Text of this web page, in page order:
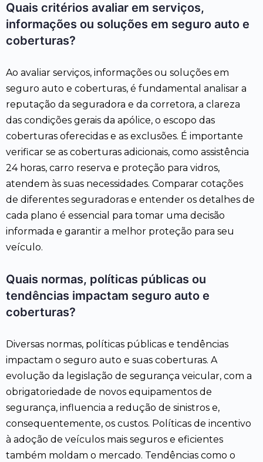
Quais critérios avaliar em serviços,
informações ou soluções em seguro auto e
coberturas?
Ao avaliar serviços, informações ou soluções em
seguro auto e coberturas, é fundamental analisar a
reputação da seguradora e da corretora, a clareza
das condições gerais da apólice, o escopo das
coberturas oferecidas e as exclusões. É importante
verificar se as coberturas adicionais, como assistência
24 horas, carro reserva e proteção para vidros,
atendem às suas necessidades. Comparar cotações
de diferentes seguradoras e entender os detalhes de
cada plano é essencial para tomar uma decisão
informada e garantir a melhor proteção para seu
veículo.
Quais normas, políticas públicas ou
tendências impactam seguro auto e
coberturas?
Diversas normas, políticas públicas e tendências
impactam o seguro auto e suas coberturas. A
evolução da legislação de segurança veicular, com a
obrigatoriedade de novos equipamentos de
segurança, influencia a redução de sinistros e,
consequentemente, os custos. Políticas de incentivo
à adoção de veículos mais seguros e eficientes
também moldam o mercado. Tendências como o